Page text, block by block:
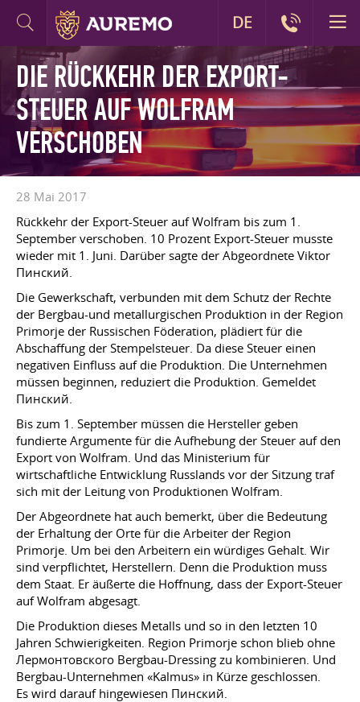
DIE RÜCKKEHR DER EXPORT-
STEUER AUF WOLFRAM
VERSCHOBEN
28 Mai 2017
Rückkehr der Export-Steuer auf Wolfram bis zum 1.
September verschoben. 10 Prozent Export-Steuer musste
wieder mit 1. Juni. Darüber sagte der Abgeordnete Viktor
Пинский.
Die Gewerkschaft, verbunden mit dem Schutz der Rechte
der Bergbau-und metallurgischen Produktion in der Region
Primorje der Russischen Föderation, plädiert für die
Abschaffung der Stempelsteuer. Da diese Steuer einen
negativen Einfluss auf die Produktion. Die Unternehmen
müssen beginnen, reduziert die Produktion. Gemeldet
Пинский.
Bis zum 1. September müssen die Hersteller geben
fundierte Argumente für die Aufhebung der Steuer auf den
Export von Wolfram. Und das Ministerium für
wirtschaftliche Entwicklung Russlands vor der Sitzung traf
sich mit der Leitung von Produktionen Wolfram.
Der Abgeordnete hat auch bemerkt, über die Bedeutung
der Erhaltung der Orte für die Arbeiter der Region
Primorje. Um bei den Arbeitern ein würdiges Gehalt. Wir
sind verpflichtet, Herstellern. Denn die Produktion muss
dem Staat. Er äußerte die Hoffnung, dass der Export-Steuer
auf Wolfram abgesagt.
Die Produktion dieses Metalls und so in den letzten 10
Jahren Schwierigkeiten. Region Primorje schon blieb ohne
Лермонтовского Bergbau-Dressing zu kombinieren. Und
Bergbau-Unternehmen «Kalmus» in Kürze geschlossen.
Es wird darauf hingewiesen Пинский.
DE